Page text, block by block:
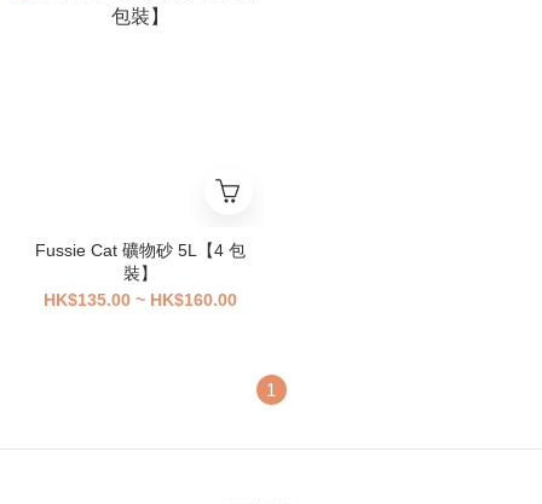
Fussie Cat 礦物砂 5L【4 包
裝】
HK$135.00 ~ HK$160.00
1